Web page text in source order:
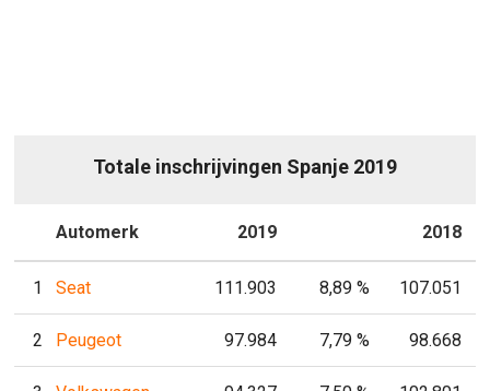
Totale inschrijvingen Spanje 2019
Automerk 2019 2018
1 Seat 111.903 8,89 % 107.051
2 Peugeot 97.984 7,79 % 98.668